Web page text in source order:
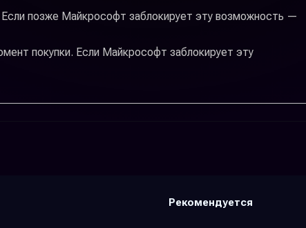
позже Майкрософт заблокирует эту возможность —
покупки. Если Майкрософт заблокирует эту
Рекомендуется